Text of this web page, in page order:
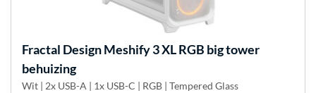
Fractal DesignMeshify 3 XL RGB big tower
behuizing
Wit | 2x USB-A | 1x USB-C | RGB | Tempered Glass